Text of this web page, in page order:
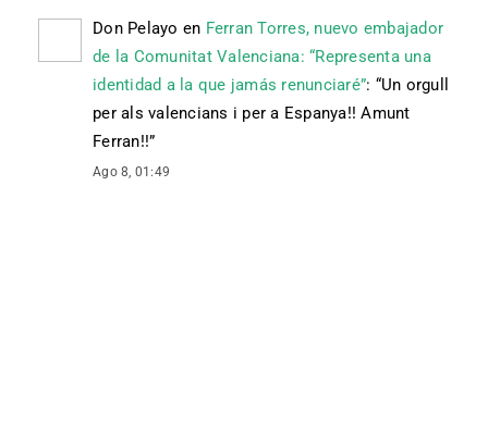
Don Pelayo en Ferran Torres, nuevo embajador
de la Comunitat Valenciana: “Representa una
identidad a la que jamás renunciaré”: “Un orgull
per als valencians i per a Espanya!! Amunt
Ferran!!”
Ago 8, 01:49